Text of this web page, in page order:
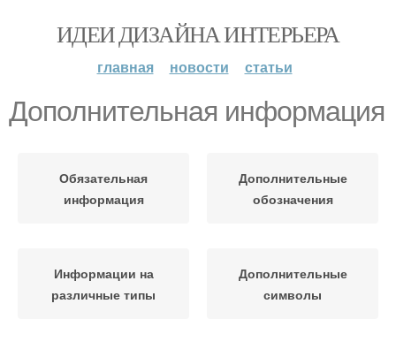
ИДЕИ ДИЗАЙНА ИНТЕРЬЕРА
главная новости статьи
Дополнительная информация
Обязательная
информация
Дополнительные
обозначения
Информации на
различные типы
Дополнительные
символы